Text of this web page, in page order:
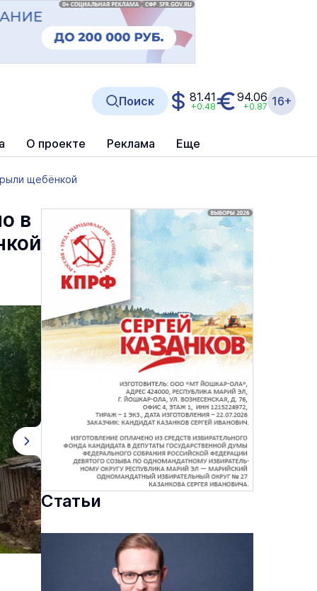
О проекте Реклама Еще
Поиск 81.41
+0.48
94.06
+0.87 16+
щебёнкой
в
Статьи